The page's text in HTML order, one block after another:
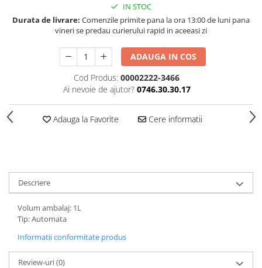
IN STOC
Durata de livrare: Comenzile primite pana la ora 13:00 de luni pana
vineri se predau curierului rapid in aceeasi zi
ADAUGA IN COS
Cod Produs: 00002222-3466
Ai nevoie de ajutor? 0746.30.30.17
Adauga la Favorite Cere informatii
Descriere
Volum ambalaj: 1L
Tip: Automata
Informatii conformitate produs
Review-uri(0)